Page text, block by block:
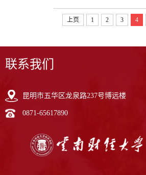
上页 1 2 3 4
联系我们
昆明市五华区龙泉路237号博远楼
0871-65617890